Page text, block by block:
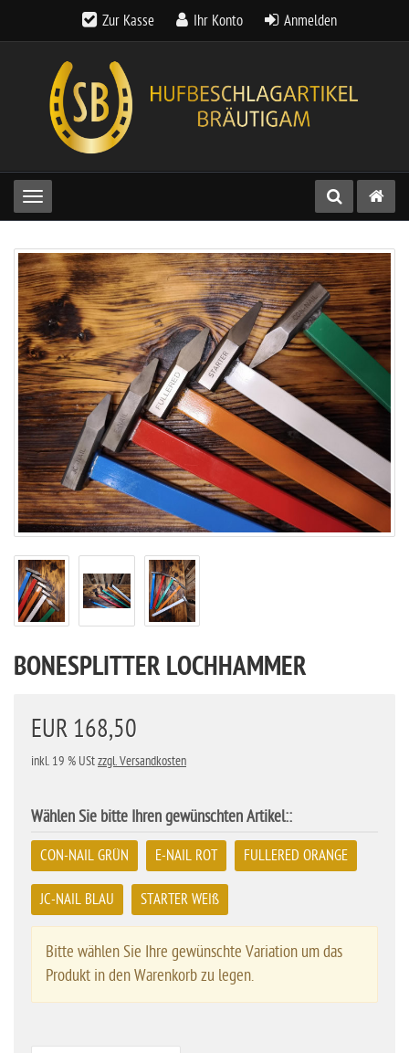
Zur Kasse Ihr Konto Anmelden
Toggle navigation
BONESPLITTER LOCHHAMMER
EUR 168,50
inkl. 19 % UStzzgl. Versandkosten
Wählen Sie bitte Ihren gewünschten Artikel::
CON-NAIL GRÜN E-NAIL ROT FULLERED ORANGE
JC-NAIL BLAU STARTER WEIß
Bitte wählen Sie Ihre gewünschte Variation um das
Produkt in den Warenkorb zu legen.